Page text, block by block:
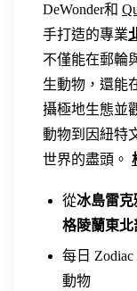
DeWonder和
手打造的專業
不僅能在郵輪
生動物，還能
攝極地生態並
動物到因紐特
世界的盡頭。
從冰島雷克
格陵蘭東北
每日
動物